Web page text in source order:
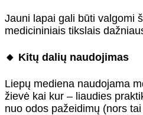
Jauni lapai gali būti valgomi
medicininiais tikslais
🔸 Kitų dalių naudojimas
Liepų mediena naudojama
žievė kai kur – liaudies
nuo odos pažeidimų (nors